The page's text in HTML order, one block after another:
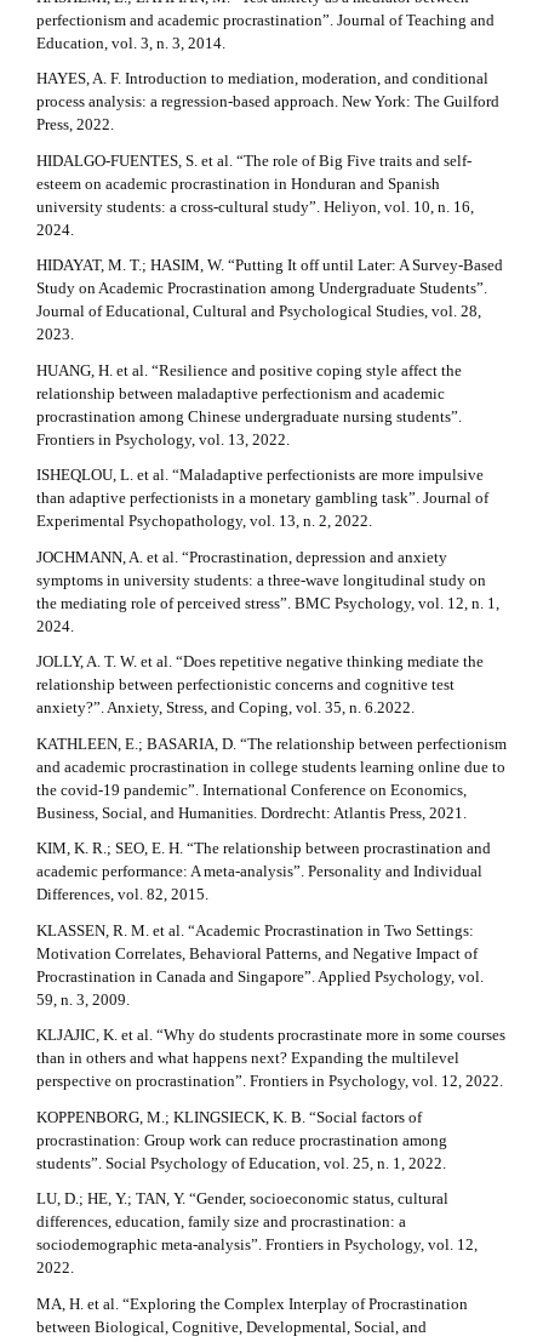
perfectionism and academic procrastination”. Journal of Teaching and
Education, vol. 3, n. 3, 2014.
HAYES, A. F. Introduction to mediation, moderation, and conditional
process analysis: a regression-based approach. New York: The Guilford
Press, 2022.
HIDALGO-FUENTES, S. et al. “The role of Big Five traits and self-
esteem on academic procrastination in Honduran and Spanish
university students: a cross-cultural study”. Heliyon, vol. 10, n. 16,
2024.
HIDAYAT, M. T.; HASIM, W. “Putting It off until Later: A Survey-Based
Study on Academic Procrastination among Undergraduate Students”.
Journal of Educational, Cultural and Psychological Studies, vol. 28,
2023.
HUANG, H. et al. “Resilience and positive coping style affect the
relationship between maladaptive perfectionism and academic
procrastination among Chinese undergraduate nursing students”.
Frontiers in Psychology, vol. 13, 2022.
ISHEQLOU, L. et al. “Maladaptive perfectionists are more impulsive
than adaptive perfectionists in a monetary gambling task”. Journal of
Experimental Psychopathology, vol. 13, n. 2, 2022.
JOCHMANN, A. et al. “Procrastination, depression and anxiety
symptoms in university students: a three-wave longitudinal study on
the mediating role of perceived stress”. BMC Psychology, vol. 12, n. 1,
2024.
JOLLY, A. T. W. et al. “Does repetitive negative thinking mediate the
relationship between perfectionistic concerns and cognitive test
anxiety?”. Anxiety, Stress, and Coping, vol. 35, n. 6.2022.
KATHLEEN, E.; BASARIA, D. “The relationship between perfectionism
and academic procrastination in college students learning online due to
the covid-19 pandemic”. International Conference on Economics,
Business, Social, and Humanities. Dordrecht: Atlantis Press, 2021.
KIM, K. R.; SEO, E. H. “The relationship between procrastination and
academic performance: A meta-analysis”. Personality and Individual
Differences, vol. 82, 2015.
KLASSEN, R. M. et al. “Academic Procrastination in Two Settings:
Motivation Correlates, Behavioral Patterns, and Negative Impact of
Procrastination in Canada and Singapore”. Applied Psychology, vol.
59, n. 3, 2009.
KLJAJIC, K. et al. “Why do students procrastinate more in some courses
than in others and what happens next? Expanding the multilevel
perspective on procrastination”. Frontiers in Psychology, vol. 12, 2022.
KOPPENBORG, M.; KLINGSIECK, K. B. “Social factors of
procrastination: Group work can reduce procrastination among
students”. Social Psychology of Education, vol. 25, n. 1, 2022.
LU, D.; HE, Y.; TAN, Y. “Gender, socioeconomic status, cultural
differences, education, family size and procrastination: a
sociodemographic meta-analysis”. Frontiers in Psychology, vol. 12,
2022.
MA, H. et al. “Exploring the Complex Interplay of Procrastination
between Biological, Cognitive, Developmental, Social, and